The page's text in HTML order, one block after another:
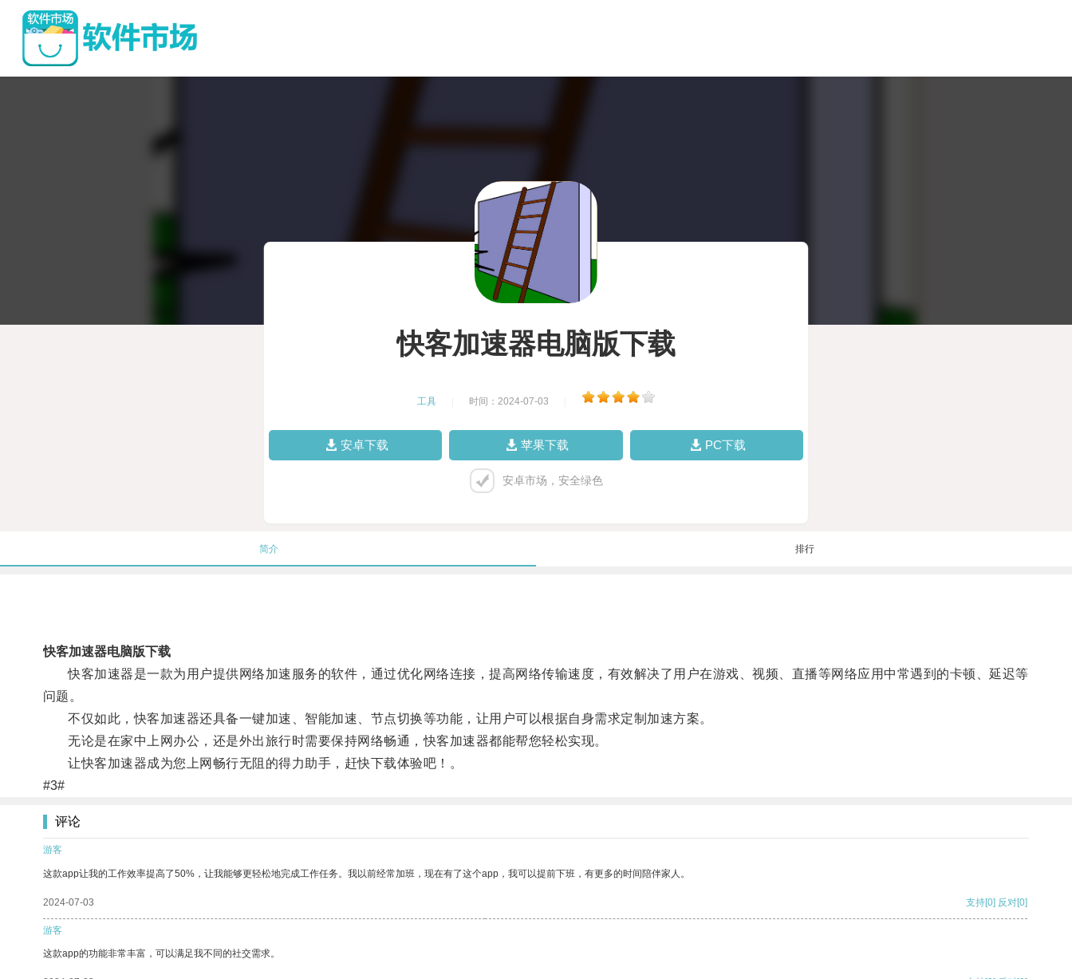
快客加速器电脑版下载
工具 时间：2024-07-03
安卓下载 苹果下载 PC下载
安卓市场，安全绿色
简介 排行
快客加速器电脑版下载
快客加速器是一款为用户提供网络加速服务的软件，通过优化网络连接，提高网络传输速度，有效解决了用户在游戏、视频、直播等网络应用中常遇到的卡顿、延迟等
问题。
不仅如此，快客加速器还具备一键加速、智能加速、节点切换等功能，让用户可以根据自身需求定制加速方案。
无论是在家中上网办公，还是外出旅行时需要保持网络畅通，快客加速器都能帮您轻松实现。
让快客加速器成为您上网畅行无阻的得力助手，赶快下载体验吧！。
#3#
评论
游客
这款app让我的工作效率提高了50%，让我能够更轻松地完成工作任务。我以前经常加班，现在有了这个app，我可以提前下班，有更多的时间陪伴家人。
2024-07-03 支持[0] 反对[0]
游客
这款app的功能非常丰富，可以满足我不同的社交需求。